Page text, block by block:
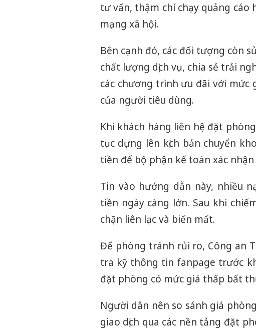
tư vấn, thậm chí chạy quảng
mạng xã hội.
Bên cạnh đó, các đối tượng còn
chất lượng dịch vụ, chia sẻ trải
các chương trình ưu đãi với mức
của người tiêu dùng.
Khi khách hàng liên hệ đặt
tục dựng lên kịch bản chuyển
tiền để bộ phận kế toán xác
Tin vào hướng dẫn này, nhiều
tiền ngày càng lớn. Sau khi
chặn liên lạc và biến mất.
Để phòng tránh rủi ro, Công an
tra kỹ thông tin fanpage trước
đặt phòng có mức giá thấp bất
Người dân nên so sánh giá
giao dịch qua các nền tảng đặt